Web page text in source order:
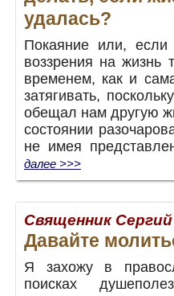
удалась?
Покаяние или, если
воззрения на жизнь
временем, как и
затягивать,
обещал нам другую
состоянии
не имея
далее >>>
Священник
Давайте
Я захожу в
поисках